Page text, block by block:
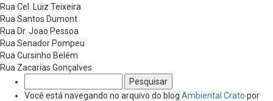
Rua Cel. Luiz Teixeira
Rua Santos Dumont
Rua Dr. Joao Pessoa
Rua Senador Pompeu
Rua Cursinho Belém
Rua Zacarias Gonçalves
por:
Você está navegando no arquivo do blog Ambiental Crato por